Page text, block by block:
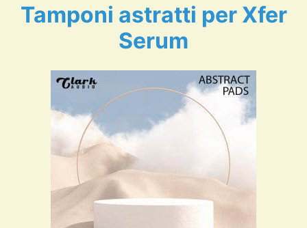
Tamponi astratti per Xfer
Serum